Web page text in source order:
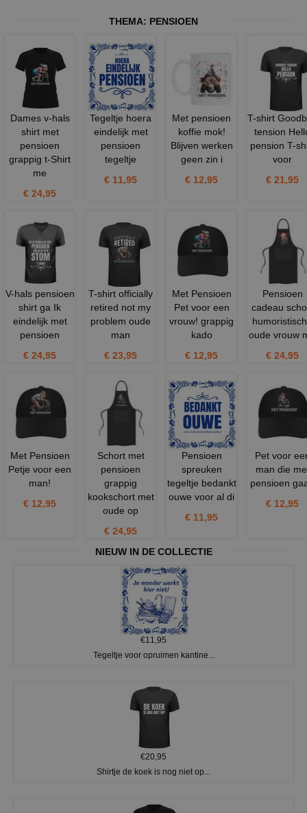
THEMA: PENSIOEN
Dames v-hals
shirt met
pensioen
grappig t-Shirt
me
€ 24,95
Tegeltje hoera
eindelijk met
pensioen
tegeltje
€ 11,95
Met pensioen
koffie mok!
Blijven werken
geen zin i
€ 12,95
T-shirt
tension
pension T-
voor
€ 21,95
V-hals pensioen
shirt ga Ik
eindelijk met
pensioen
€ 24,95
T-shirt officially
retired not my
problem oude
man
€ 23,95
Met Pensioen
Pet voor een
vrouw! grappig
kado
€ 12,95
Pensioen
cadeau
oude vrouw
€ 24,95
Met Pensioen
Petje voor een
man!
€ 12,95
Schort met
pensioen
grappig
kookschort met
oude op
€ 24,95
Pensioen
spreuken
tegeltje bedankt
ouwe voor al di
€ 11,95
Pet voor
man die
pensioen
€ 12,95
NIEUW IN DE COLLECTIE
€11,95
Tegeltje voor opruimen kantine...
€20,95
Shirtje de koek is nog niet op...